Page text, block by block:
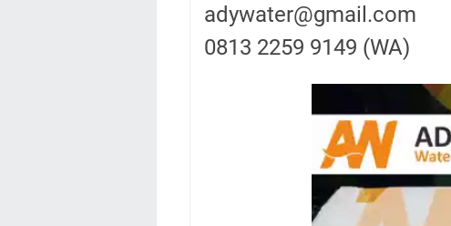
adywater@gmail.com
0813 2259 9149 (WA)